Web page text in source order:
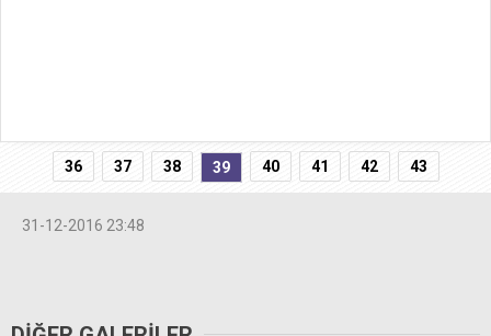
36 37 38 39 40 41 42 43
31-12-2016 23:48